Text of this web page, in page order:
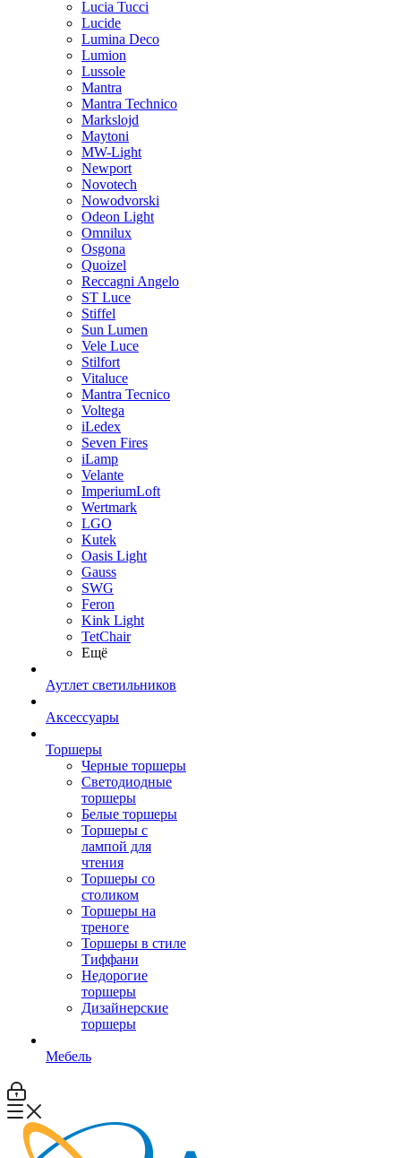
Lucia Tucci
Lucide
Lumina Deco
Lumion
Lussole
Mantra
Mantra Technico
Markslojd
Maytoni
MW-Light
Newport
Novotech
Nowodvorski
Odeon Light
Omnilux
Osgona
Quoizel
Reccagni Angelo
ST Luce
Stiffel
Sun Lumen
Vele Luce
Stilfort
Vitaluce
Mantra Tecnico
Voltega
iLedex
Seven Fires
iLamp
Velante
ImperiumLoft
Wertmark
LGO
Kutek
Oasis Light
Gauss
SWG
Feron
Kink Light
TetСhair
Ещё
Аутлет светильников
Аксессуары
Торшеры
Черные торшеры
Светодиодные
торшеры
Белые торшеры
Торшеры с
лампой для
чтения
Торшеры со
столиком
Торшеры на
треноге
Торшеры в стиле
Тиффани
Недорогие
торшеры
Дизайнерские
торшеры
Мебель